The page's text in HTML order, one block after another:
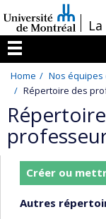
au
contenu
/
Menu
Home
Nos équipes
Répertoire des
Créer ou
Autres